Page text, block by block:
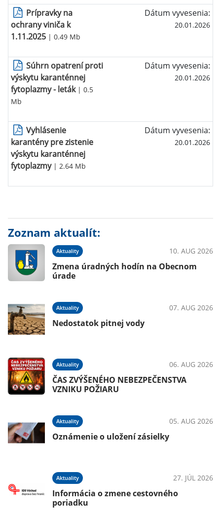
Prípravky na
ochrany viniča k
1.11.2025 | 0.49 Mb
Dátum vyvesenia:
20.01.2026
Súhrn opatrení proti
výskytu karanténnej
fytoplazmy - leták| 0.5
Mb
Dátum vyvesenia:
20.01.2026
Vyhlásenie
karantény pre zistenie
výskytu karanténnej
fytoplazmy| 2.64 Mb
Dátum vyvesenia:
20.01.2026
Zoznam aktualít:
Aktuality 10. AUG 2026
Zmena úradných hodín na Obecnom
úrade
Aktuality 07. AUG 2026
Nedostatok pitnej vody
Aktuality 06. AUG 2026
ČAS ZVÝŠENÉHO NEBEZPEČENSTVA
VZNIKU POŽIARU
Aktuality 05. AUG 2026
Oznámenie o uložení zásielky
Aktuality 27. JÚL 2026
Informácia o zmene cestovného
poriadku